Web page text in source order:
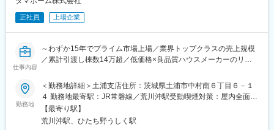
変更の範囲：本文参照
金融部FP担当は住宅購入時に上記の金融サービスの提供を通じ、
お客様へ安心を提供し一生涯のパートナーとしてお客様満足度の
向上を担える大変やりがいのある職種です。火災保険・住宅ロー
ンの実務未経験の方でも、入社後に所定の研修を実施し、専門知
識や営業スキルは習得できるため安心して就業いただけます。FP
担当1人あたり月平均で1回2時間程度の商談機会が20回ほどあり
■本ポジションの魅力：
・平均歩合(生命保険販売)：一般職：70万円／主任職：120万円／
係長職：185万 ※年間／2020年実績
正社員 上場企業
仕事内容
～わずか15年でプライム市場上場／業界トップクラスの売上規模
／累計引渡し棟数14万超／低価格×良品質ハウスメーカーのリー
■職務内容：
同社住宅営業担当者より紹介されたお客様へ、FPとして住宅購入
へ向けたライフプランのご提案、各種金融商品の販売および販売
支援を行っていただきます。
勤務地
＜勤務地詳細＞土浦支店住所：茨城県土浦市中村南６丁目６－１
４ 勤務地最寄駅：JR常磐線／荒川沖駅受動喫煙対策：屋内全面禁
煙変更の範囲：本文参照
【最寄り駅】
荒川沖駅、ひたち野うしく駅